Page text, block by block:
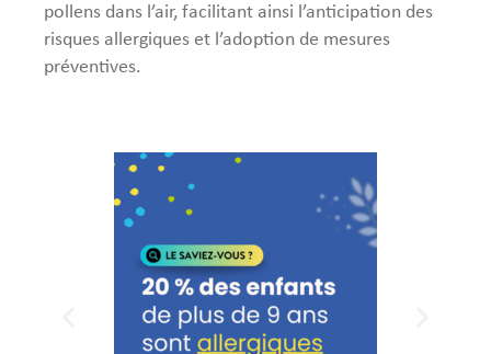
pollens dans l’air, facilitant ainsi l’anticipation des
risques allergiques et l’adoption de mesures
préventives.